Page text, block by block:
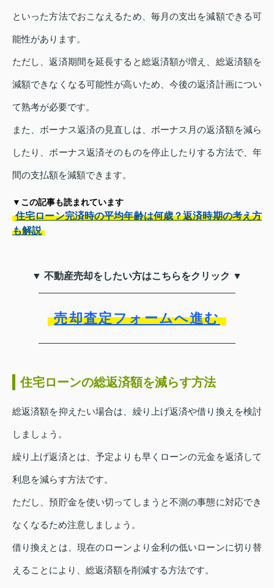
といった方法でおこなえるため、毎月の支出を減額できる可
能性があります。
ただし、返済期間を延長すると総返済額が増え、総返済額を
減額できなくなる可能性が高いため、今後の返済計画につい
て熟考が必要です。
また、ボーナス返済の見直しは、ボーナス月の返済額を減ら
したり、ボーナス返済そのものを停止したりする方法で、年
間の支払額を減額できます。
▼この記事も読まれています
住宅ローン完済時の平均年齢は何歳？返済時期の考え方
も解説
▼ 不動産売却をしたい方はこちらをクリック ▼
売却査定フォームへ進む
住宅ローンの総返済額を減らす方法
総返済額を抑えたい場合は、繰り上げ返済や借り換えを検討
しましょう。
繰り上げ返済とは、予定よりも早くローンの元金を返済して
利息を減らす方法です。
ただし、預貯金を使い切ってしまうと不測の事態に対応でき
なくなるため注意しましょう。
借り換えとは、現在のローンより金利の低いローンに切り替
えることにより、総返済額を削減する方法です。